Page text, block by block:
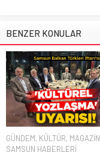
BENZER KONULAR
GÜNDEM, KÜLTÜR, MAGAZİN
SAMSUN HABERLERİ